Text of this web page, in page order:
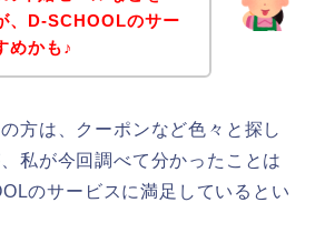
、D-SCHOOLのサー
めかも♪
方は、クーポンなど色々と探し
私が今回調べて分かったことは
のサービスに満足しているとい